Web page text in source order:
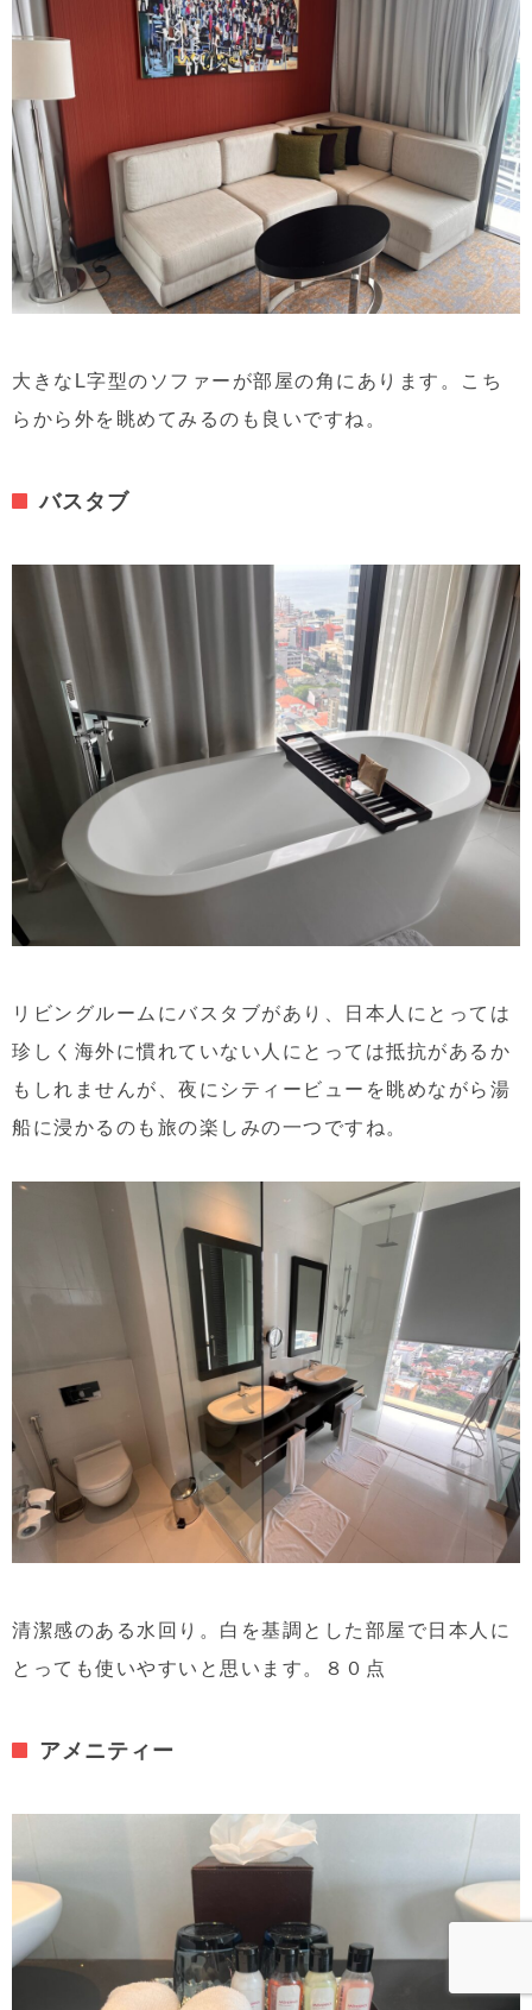
大きなL字型のソファーが部屋の角にあります。こち
らから外を眺めてみるのも良いですね。
バスタブ
リビングルームにバスタブがあり、日本人にとっては
珍しく海外に慣れていない人にとっては抵抗があるか
もしれませんが、夜にシティービューを眺めながら湯
船に浸かるのも旅の楽しみの一つですね。
清潔感のある水回り。白を基調とした部屋で日本人に
とっても使いやすいと思います。８０点
アメニティー